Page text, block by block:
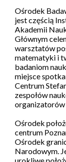
Ośrodek
jest częścią
Akademii
Głównym
warsztatów
matematyki i
badaniom
miejsce
Centrum
zespołów
organizatorów
Ośrodek
centrum
Ośrodek
Narodowym.